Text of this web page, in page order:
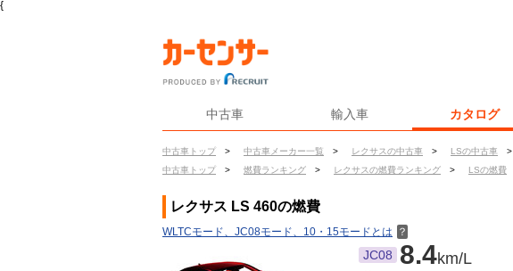
{
中古車 輸入車 カタログ
中古車トップ > 中古車メーカー一覧 > レクサスの中古車 > LSの中古車 >
中古車トップ
> 燃費ランキング > レクサスの燃費ランキング > LSの燃費
レクサス LS 460の燃費
WLTCモード、JC08モード、10・15モードとは ？
JC08 8.4km/L